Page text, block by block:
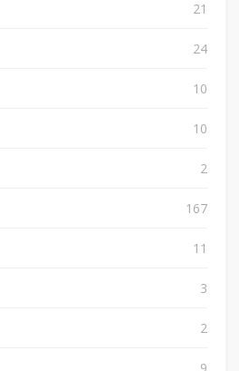
21
24
10
10
2
167
11
3
2